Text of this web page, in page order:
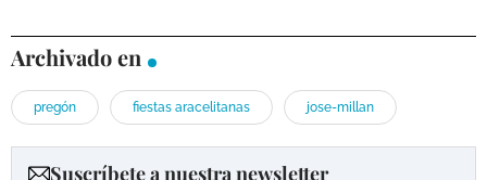
Archivado en
pregón fiestas aracelitanas jose-millan
Suscríbete a nuestra newsletter